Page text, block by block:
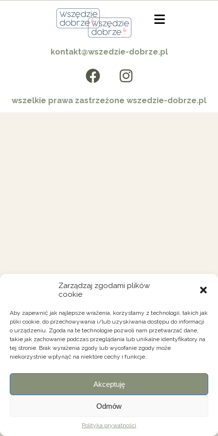
Zarządzaj zgodami plików
cookie
Aby zapewnić jak najlepsze wrażenia, korzystamy z technologii, takich jak
pliki cookie, do przechowywania i/lub uzyskiwania dostępu do informacji
o urządzeniu. Zgoda na te technologie pozwoli nam przetwarzać dane,
takie jak zachowanie podczas przeglądania lub unikalne identyfikatory na
tej stronie. Brak wyrażenia zgody lub wycofanie zgody może
niekorzystnie wpłynąć na niektóre cechy i funkcje.
Akceptuję
Odmów
Polityka prywatności
kontakt@wszedzie-dobrze.pl
wszelkie prawa zastrzeżone wszedzie-dobrze.pl